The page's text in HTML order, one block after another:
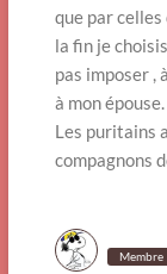
que par
la fin je
pas imposer ,
à mon épouse.
Les puritains
compagnons
Membre